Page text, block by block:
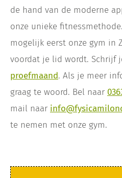
de hand van de moderne
onze unieke
mogelijk eerst onze gym in
voordat je lid wordt. Schrijf
proefmaand. Als je meer
graag te woord. Bel naar
mail naar
te nemen met onze gym.